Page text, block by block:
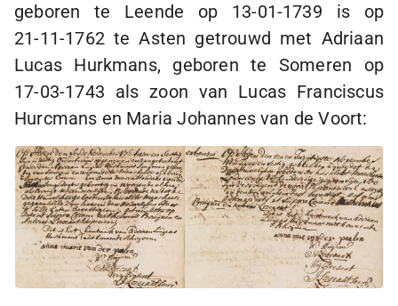
geboren te Leende op 13-01-1739 is op
21-11-1762te Asten getrouwd met Adriaan
Lucas Hurkmans, geboren te Someren op
17-03-1743 als zoon van Lucas Franciscus
Hurcmans en Maria Johannes van de Voort: